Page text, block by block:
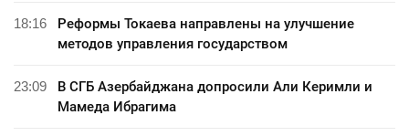
18:16
Реформы Токаева направлены на улучшение
методов управления государством
23:09
В СГБ Азербайджана допросили Али Керимли и
Мамеда Ибрагима